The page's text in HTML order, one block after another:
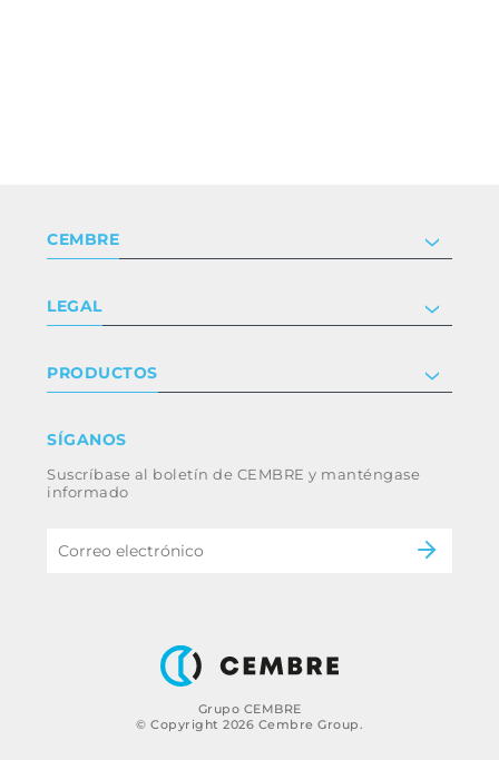
Grupo CEMBRE
© Copyright 2026 Cembre Group.
CEMBRE
Certificaciones
Trabaja con nosotros
LEGAL
Términos y condiciones
Whistleblowing
Código ético y política anticorrupción del
grupo
PRODUCTOS
Industria
Energía
B2B Disclaimer
SÍGANOS
Suscríbase al boletín de CEMBRE y manténgase
informado